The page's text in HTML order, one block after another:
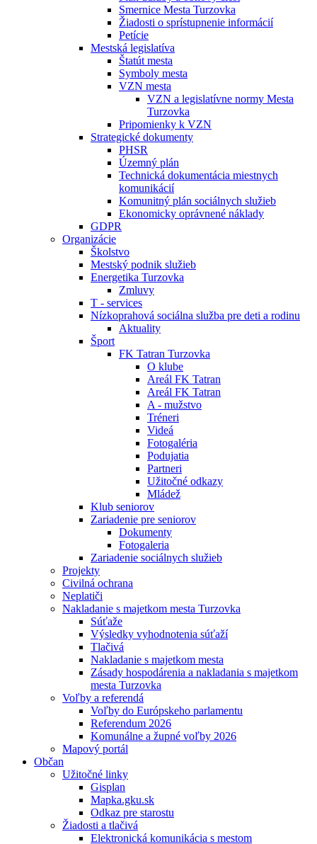
Smernice Mesta Turzovka
Žiadosti o sprístupnenie informácií
Petície
Mestská legislatíva
Štatút mesta
Symboly mesta
VZN mesta
VZN a legislatívne normy Mesta
Turzovka
Pripomienky k VZN
Strategické dokumenty
PHSR
Územný plán
Technická dokumentácia miestnych
komunikácií
Komunitný plán sociálnych služieb
Ekonomicky oprávnené náklady
GDPR
Organizácie
Školstvo
Mestský podnik služieb
Energetika Turzovka
Zmluvy
T - services
Nízkoprahová sociálna služba pre deti a rodinu
Aktuality
Šport
FK Tatran Turzovka
O klube
Areál FK Tatran
Areál FK Tatran
A - mužstvo
Tréneri
Videá
Fotogaléria
Podujatia
Partneri
Užitočné odkazy
Mládež
Klub seniorov
Zariadenie pre seniorov
Dokumenty
Fotogaleria
Zariadenie sociálnych služieb
Projekty
Civilná ochrana
Neplatiči
Nakladanie s majetkom mesta Turzovka
Súťaže
Výsledky vyhodnotenia súťaží
Tlačivá
Nakladanie s majetkom mesta
Zásady hospodárenia a nakladania s majetkom
mesta Turzovka
Voľby a referendá
Voľby do Európskeho parlamentu
Referendum 2026
Komunálne a župné voľby 2026
Mapový portál
Občan
Užitočné linky
Gisplan
Mapka.gku.sk
Odkaz pre starostu
Žiadosti a tlačivá
Elektronická komunikácia s mestom